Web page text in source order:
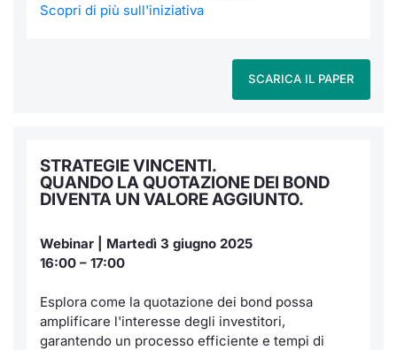
Scopri di più sull'iniziativa
SCARICA IL PAPER
STRATEGIE VINCENTI.
QUANDO LA QUOTAZIONE DEI BOND
DIVENTA UN VALORE AGGIUNTO.
Webinar | Martedì 3 giugno 2025
16:00 – 17:00
Esplora come la quotazione dei bond possa
amplificare l'interesse degli investitori,
garantendo un processo efficiente e tempi di